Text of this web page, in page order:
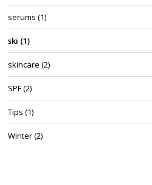
serums (1)
ski (1)
skincare (2)
SPF(2)
Tips (1)
Winter(2)